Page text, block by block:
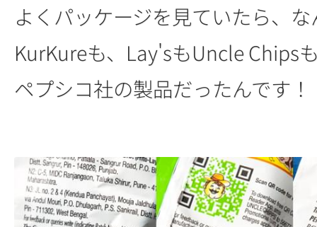
よくパッケージを見ていたら、
KurKureも、Lay'sもUncle Chips
ペプシコ社の製品だったんです！